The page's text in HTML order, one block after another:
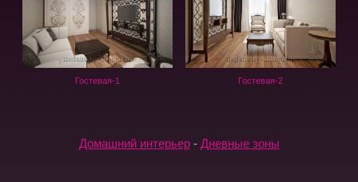
Гостевая-1 Гостевая-2
Домашний интерьер- Дневные зоны